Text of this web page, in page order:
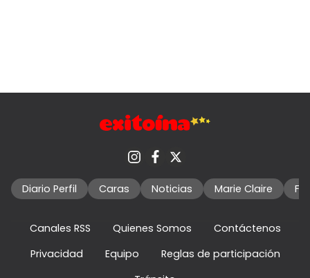
Diario Perfil Caras Noticias Marie Claire
Canales RSS Quienes Somos
Contáctenos
Privacidad
Equipo
Reglas de participación